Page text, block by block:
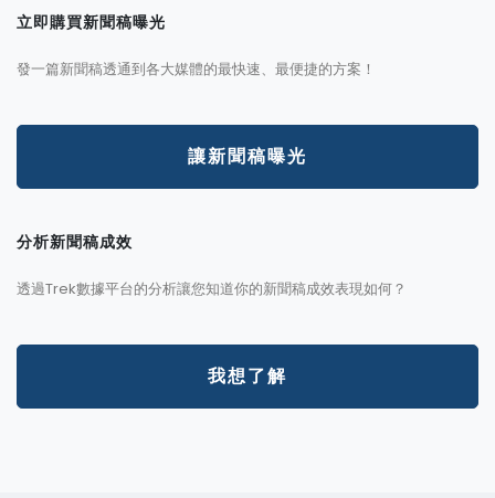
立即購買新聞稿曝光
發一篇新聞稿透通到各大媒體的最快速、最便捷的方案！
讓新聞稿曝光
分析新聞稿成效
透過Trek數據平台的分析讓您知道你的新聞稿成效表現如何？
我想了解